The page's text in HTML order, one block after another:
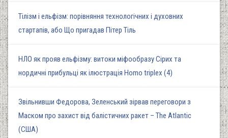
Тілізм і ельфізм: порівняння технологічних і духовних
стартапів, або Що пригадав Пітер Тіль
НЛО як прояв ельфізму: витоки міфообразу Сірих та
нордичні прибульці як ілюстрація Homo triplex (4)
Звільнивши Федорова, Зеленський зірвав переговори з
Маском про захист від балістичних ракет – The Atlantic
(США)